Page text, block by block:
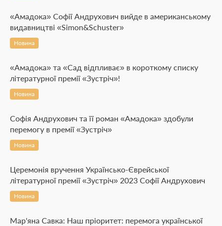
«Амадока» Софії Андрухович вийде в американському
видавництві «Simon&Schuster»
Новина
«Амадока» та «Сад відпливає» в короткому списку
літературної премії «Зустріч»!
Новина
Софія Андрухович та її роман «Амадока» здобули
перемогу в премії «Зустріч»
Новина
Церемонія вручення Українсько-Єврейської
літературної премії «Зустріч» 2023 Софії Андрухович
Новина
Мар'яна Савка: Наш пріоритет: перемога української